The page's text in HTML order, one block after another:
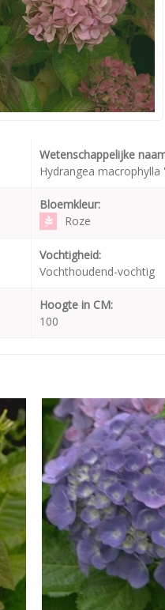
Wetenschappelijke
Hydrangea macrophylla
Bloemkleur:
Roze
Vochtigheid:
Vochthoudend-vochtig
Hoogte in CM:
100